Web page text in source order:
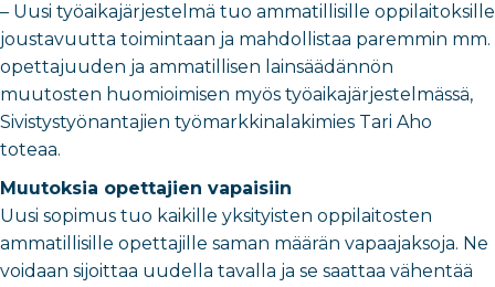
– Uusi työaikajärjestelmä tuo ammatillisille oppilaitoksille
joustavuutta toimintaan ja mahdollistaa paremmin mm.
opettajuuden ja ammatillisen lainsäädännön
muutosten huomioimisen myös työaikajärjestelmässä,
Sivistystyönantajien työmarkkinalakimies Tari Aho
toteaa.
Muutoksia opettajien vapaisiin
Uusi sopimus tuo kaikille yksityisten oppilaitosten
ammatillisille opettajille saman määrän vapaajaksoja. Ne
voidaan sijoittaa uudella tavalla ja se saattaa vähentää